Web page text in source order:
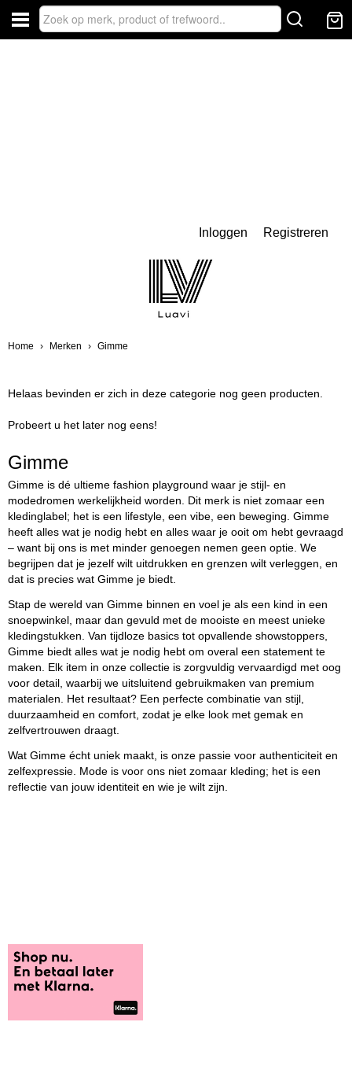
Inloggen Registreren
Home › Merken › Gimme
Helaas bevinden er zich in deze categorie nog geen producten.
Probeert u het later nog eens!
Gimme
Gimme is dé ultieme fashion playground waar je stijl- en
modedromen werkelijkheid worden. Dit merk is niet zomaar een
kledinglabel; het is een lifestyle, een vibe, een beweging. Gimme
heeft alles wat je nodig hebt en alles waar je ooit om hebt gevraagd
– want bij ons is met minder genoegen nemen geen optie. We
begrijpen dat je jezelf wilt uitdrukken en grenzen wilt verleggen, en
dat is precies wat Gimme je biedt.
Stap de wereld van Gimme binnen en voel je als een kind in een
snoepwinkel, maar dan gevuld met de mooiste en meest unieke
kledingstukken. Van tijdloze basics tot opvallende showstoppers,
Gimme biedt alles wat je nodig hebt om overal een statement te
maken. Elk item in onze collectie is zorgvuldig vervaardigd met oog
voor detail, waarbij we uitsluitend gebruikmaken van premium
materialen. Het resultaat? Een perfecte combinatie van stijl,
duurzaamheid en comfort, zodat je elke look met gemak en
zelfvertrouwen draagt.
Wat Gimme écht uniek maakt, is onze passie voor authenticiteit en
zelfexpressie. Mode is voor ons niet zomaar kleding; het is een
reflectie van jouw identiteit en wie je wilt zijn.